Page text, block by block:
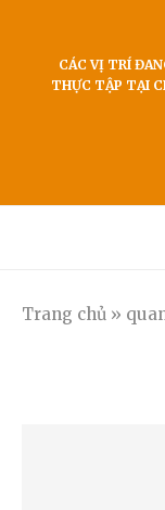
CÁC VỊ TRÍ
THỰC TẬP TẠI
Trang chủ »